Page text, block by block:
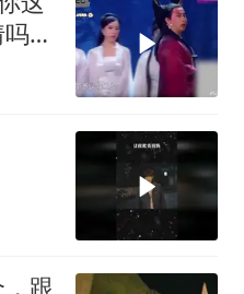
！
跟